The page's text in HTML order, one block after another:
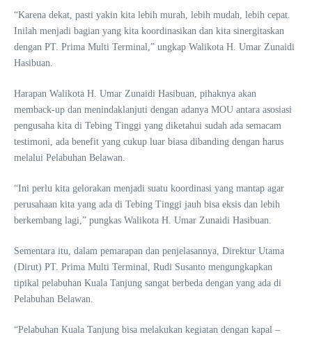
“Karena dekat, pasti yakin kita lebih murah, lebih mudah, lebih cepat.
Inilah menjadi bagian yang kita koordinasikan dan kita sinergitaskan
dengan PT. Prima Multi Terminal,” ungkap Walikota H. Umar Zunaidi
Hasibuan.
Harapan Walikota H. Umar Zunaidi Hasibuan, pihaknya akan
memback-up dan menindaklanjuti dengan adanya MOU antara asosiasi
pengusaha kita di Tebing Tinggi yang diketahui sudah ada semacam
testimoni, ada benefit yang cukup luar biasa dibanding dengan harus
melalui Pelabuhan Belawan.
“Ini perlu kita gelorakan menjadi suatu koordinasi yang mantap agar
perusahaan kita yang ada di Tebing Tinggi jauh bisa eksis dan lebih
berkembang lagi,” pungkas Walikota H. Umar Zunaidi Hasibuan.
Sementara itu, dalam pemarapan dan penjelasannya, Direktur Utama
(Dirut) PT. Prima Multi Terminal, Rudi Susanto mengungkapkan
tipikal pelabuhan Kuala Tanjung sangat berbeda dengan yang ada di
Pelabuhan Belawan.
“Pelabuhan Kuala Tanjung bisa melakukan kegiatan dengan kapal –